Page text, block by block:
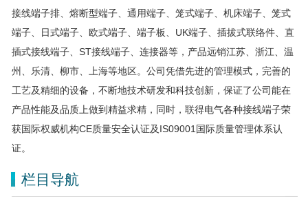
接线端子排、熔断型端子、通用端子、笼式端子、机床端子、笼式
端子、日式端子、欧式端子、端子板、UK端子、插拔式联络件、直
插式接线端子、ST接线端子、连接器等，产品远销江苏、浙江、温
州、乐清、柳市、上海等地区。公司凭借先进的管理模式，完善的
工艺及精细的设备，不断地技术研发和科技创新，保证了公司能在
产品性能及品质上做到精益求精，同时，联得电气各种接线端子荣
获国际权威机构CE质量安全认证及IS09001国际质量管理体系认
证。
栏目导航